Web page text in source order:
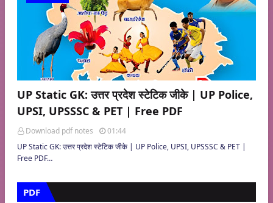
UP Static GK: उत्तर प्रदेश स्टेटिक जीके | UP Police,
UPSI, UPSSSC & PET | Free PDF
Download pdf notes
01:44
UP Static GK: उत्तर प्रदेश स्टेटिक जीके | UP Police, UPSI, UPSSSC & PET |
Free PDF…
PDF